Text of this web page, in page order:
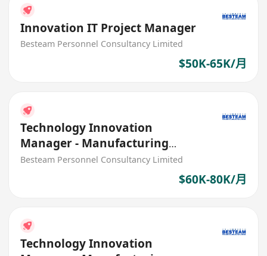
Innovation IT Project Manager
Besteam Personnel Consultancy Limited
$50K-65K/月
Technology Innovation
Manager - Manufacturing
Automation (60K - 80K)
Besteam Personnel Consultancy Limited
$60K-80K/月
Technology Innovation